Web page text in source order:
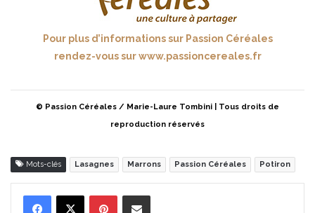
Pour plus d’informations sur Passion Céréales
rendez-vous surwww.passioncereales.fr
© Passion Céréales / Marie-Laure Tombini
| Tous droits de
reproduction réservés
Mots-clés Lasagnes Marrons Passion Céréales Potiron